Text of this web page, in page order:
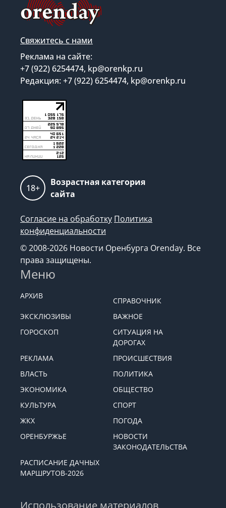
Свяжитесь с нами
Реклама на сайте:
+7 (922) 6254474, kp@orenkp.ru
Редакция: +7 (922) 6254474, kp@orenkp.ru
18+
Возрастная категория
сайта
Согласие на обработку Политика
конфиденциальности
© 2008-2026 Новости Оренбурга Orenday. Все
права защищены.
Меню
АРХИВ
СПРАВОЧНИК
ЭКСКЛЮЗИВЫ
ВАЖНОЕ
ГОРОСКОП
СИТУАЦИЯ НА
ДОРОГАХ
РЕКЛАМА
ПРОИСШЕСТВИЯ
ВЛАСТЬ
ПОЛИТИКА
ЭКОНОМИКА
ОБЩЕСТВО
КУЛЬТУРА
СПОРТ
ЖКХ
ПОГОДА
ОРЕНБУРЖЬЕ
НОВОСТИ
ЗАКОНОДАТЕЛЬСТВА
РАСПИСАНИЕ ДАЧНЫХ
МАРШРУТОВ-2026
Использование материалов